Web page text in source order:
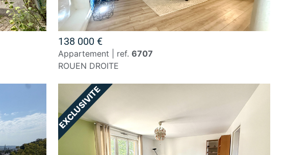
138 000 €
appartement | ref. 6707
ROUEN DROITE